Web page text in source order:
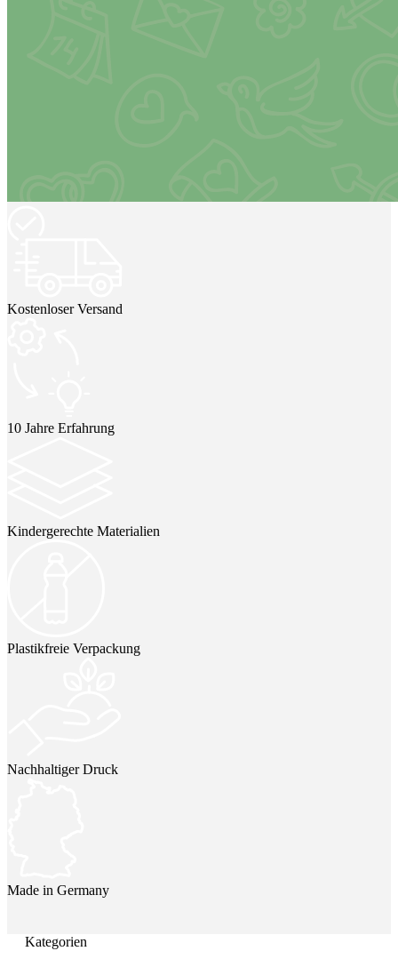
Kostenloser Versand
10 Jahre Erfahrung
Kindergerechte Materialien
Plastikfreie Verpackung
Nachhaltiger Druck
Made in Germany
Kategorien